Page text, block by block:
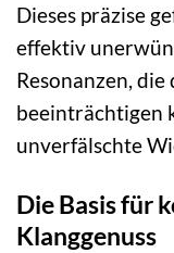
Dieses präzise
effektiv
Resonanzen,
beeinträchtigen
unverfälschte
Die Basis für
Klanggenuss